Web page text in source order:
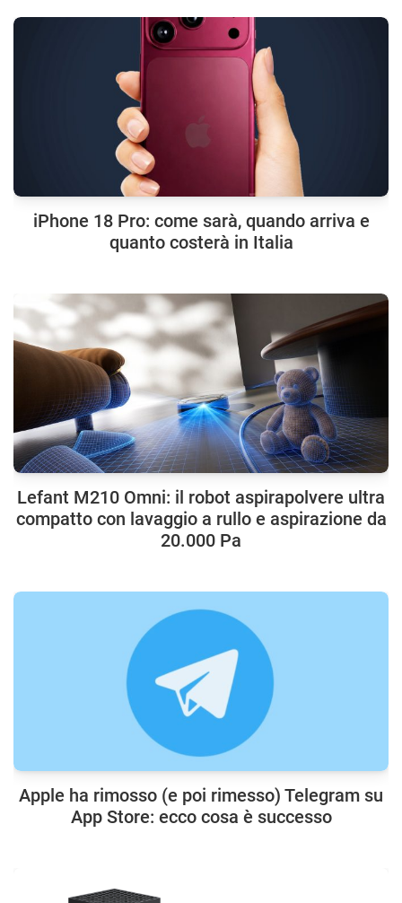
iPhone 18 Pro: come sarà, quando arriva e
quanto costerà in Italia
Lefant M210 Omni: il robot aspirapolvere ultra
compatto con lavaggio a rullo e aspirazione da
20.000 Pa
Apple ha rimosso (e poi rimesso) Telegram su
App Store: ecco cosa è successo